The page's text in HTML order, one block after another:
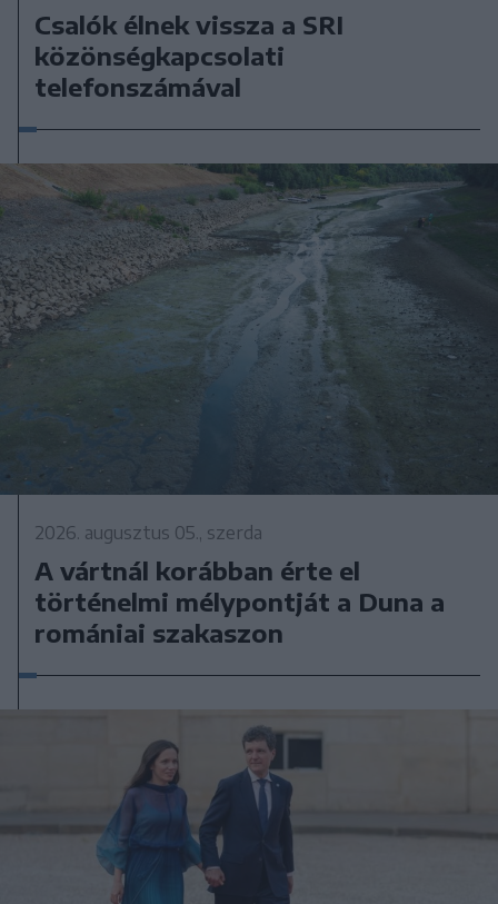
Csalók élnek vissza a SRI
közönségkapcsolati
telefonszámával
2026. augusztus 05., szerda
A vártnál korábban érte el
történelmi mélypontját a Duna a
romániai szakaszon